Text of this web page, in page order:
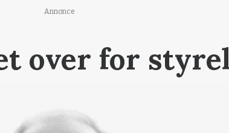
Annonce
over for